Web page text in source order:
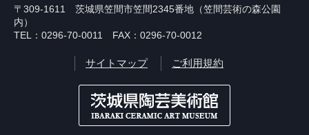
〒309-1611 茨城県笠間市笠間2345番地（笠間芸術の森公園
内）
TEL：0296-70-0011 FAX：0296-70-0012
サイトマップ ご利用規約